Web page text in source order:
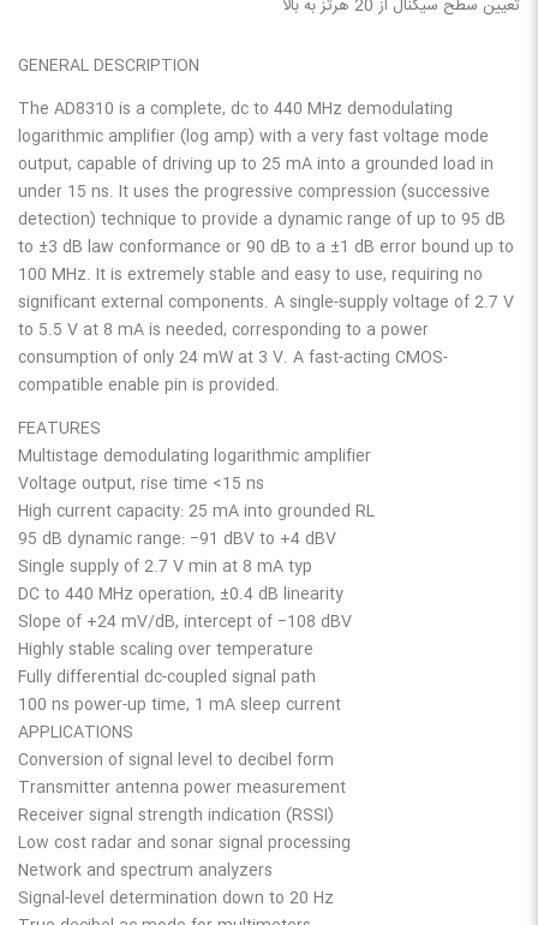
تعیین سطح سیگنال از 20 هرتز به بالا
GENERAL DESCRIPTION
The AD8310 is a complete, dc to 440 MHz demodulating
logarithmic amplifier (log amp) with a very fast voltage mode
output, capable of driving up to 25 mA into a grounded load in
under 15 ns. It uses the progressive compression (successive
detection) technique to provide a dynamic range of up to 95 dB
to ±3 dB law conformance or 90 dB to a ±1 dB error bound up to
100 MHz. It is extremely stable and easy to use, requiring no
significant external components. A single-supply voltage of 2.7 V
to 5.5 V at 8 mA is needed, corresponding to a power
consumption of only 24 mW at 3 V. A fast-acting CMOS-
compatible enable pin is provided.
FEATURES
Multistage demodulating logarithmic amplifier
Voltage output, rise time <15 ns
High current capacity: 25 mA into grounded RL
95 dB dynamic range: −91 dBV to +4 dBV
Single supply of 2.7 V min at 8 mA typ
DC to 440 MHz operation, ±0.4 dB linearity
Slope of +24 mV/dB, intercept of −108 dBV
Highly stable scaling over temperature
Fully differential dc-coupled signal path
100 ns power-up time, 1 mA sleep current
APPLICATIONS
Conversion of signal level to decibel form
Transmitter antenna power measurement
Receiver signal strength indication (RSSI)
Low cost radar and sonar signal processing
Network and spectrum analyzers
Signal-level determination down to 20 Hz